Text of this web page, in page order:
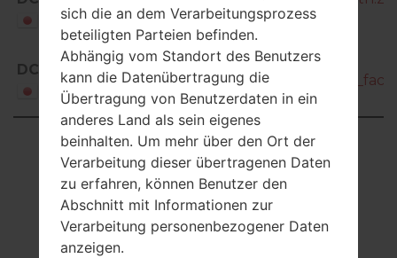
Japan
DCM
Japan
SC-
Showing 1 to 3 of 3 entries
Previous 1 Next
sich die an dem Verarbeitungsprozess
beteiligten Parteien befinden.
Abhängig vom Standort des Benutzers
kann die Datenübertragung die
Übertragung von Benutzerdaten in ein
anderes Land als sein eigenes
beinhalten. Um mehr über den Ort der
Verarbeitung dieser übertragenen Daten
zu erfahren, können Benutzer den
Abschnitt mit Informationen zur
Verarbeitung personenbezogener Daten
anzeigen.